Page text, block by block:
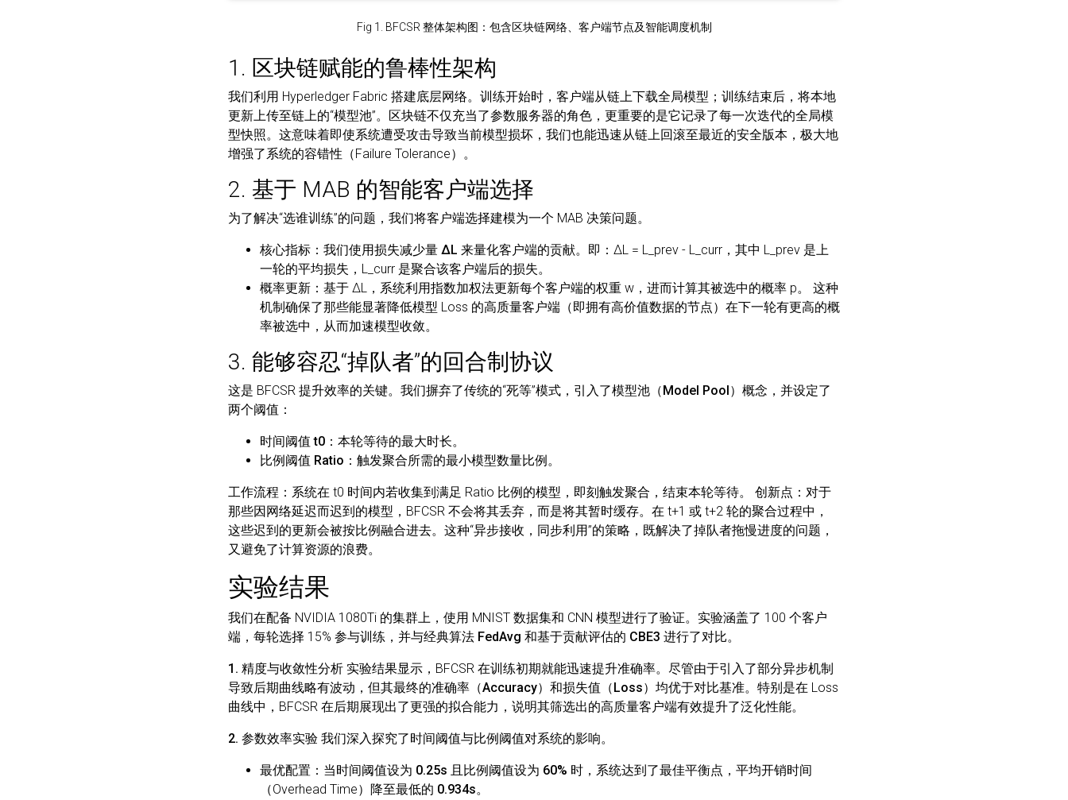
Fig 1. BFCSR 整体架构图：包含区块链网络、客户端节点及智能调度机制
1. 区块链赋能的鲁棒性架构
我们利用 Hyperledger Fabric 搭建底层网络。训练开始时，客户端从链上下载全局模型；训练结束后，将本地
更新上传至链上的“模型池”。区块链不仅充当了参数服务器的角色，更重要的是它记录了每一次迭代的全局模
型快照。这意味着即使系统遭受攻击导致当前模型损坏，我们也能迅速从链上回滚至最近的安全版本，极大地
增强了系统的容错性（Failure Tolerance）。
2. 基于 MAB 的智能客户端选择
为了解决“选谁训练”的问题，我们将客户端选择建模为一个 MAB 决策问题。
核心指标 ：我们使用损失减少量 ΔL 来量化客户端的贡献。即：ΔL = L_prev - L_curr，其中 L_prev 是上
一轮的平均损失，L_curr 是聚合该客户端后的损失。
概率更新 ：基于 ΔL，系统利用指数加权法更新每个客户端的权重 w，进而计算其被选中的概率 p。 这种
机制确保了那些能显著降低模型 Loss 的高质量客户端（即拥有高价值数据的节点）在下一轮有更高的概
率被选中，从而加速模型收敛。
3. 能够容忍“掉队者”的回合制协议
这是 BFCSR 提升效率的关键。我们摒弃了传统的“死等”模式，引入了模型池（Model Pool） 概念，并设定了
两个阈值：
时间阈值 t0 ：本轮等待的最大时长。
比例阈值 Ratio ：触发聚合所需的最小模型数量比例。
工作流程 ：系统在 t0 时间内若收集到满足 Ratio 比例的模型，即刻触发聚合，结束本轮等待。 创新点 ：对于
那些因网络延迟而迟到的模型，BFCSR 不会将其丢弃 ，而是将其暂时缓存。在 t+1 或 t+2 轮的聚合过程中，
这些迟到的更新会被按比例融合进去。这种“异步接收，同步利用”的策略，既解决了掉队者拖慢进度的问题，
又避免了计算资源的浪费。
实验结果
我们在配备 NVIDIA 1080Ti 的集群上，使用 MNIST 数据集和 CNN 模型进行了验证。实验涵盖了 100 个客户
端，每轮选择 15% 参与训练，并与经典算法 FedAvg 和基于贡献评估的 CBE3 进行了对比。
1. 精度与收敛性分析 实验结果显示，BFCSR 在训练初期就能迅速提升准确率。尽管由于引入了部分异步机制
导致后期曲线略有波动，但其最终的准确率（Accuracy） 和损失值（Loss） 均优于对比基准。特别是在 Loss
曲线中，BFCSR 在后期展现出了更强的拟合能力，说明其筛选出的高质量客户端有效提升了泛化性能。
2. 参数效率实验 我们深入探究了时间阈值与比例阈值对系统的影响。
最优配置 ：当时间阈值设为 0.25s 且比例阈值设为 60% 时，系统达到了最佳平衡点，平均开销时间
（Overhead Time）降至最低的 0.934s。